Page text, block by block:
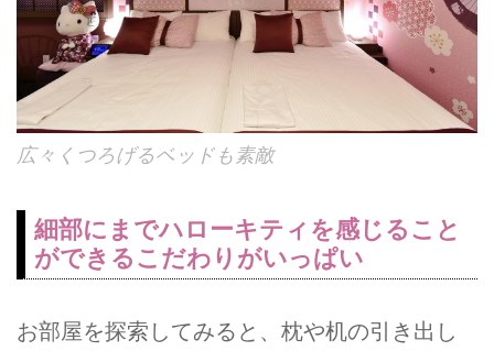
広々くつろげるベッドも素敵
細部にまでハローキティを感じること
ができるこだわりがいっぱい
お部屋を探索してみると、枕や机の引き出し